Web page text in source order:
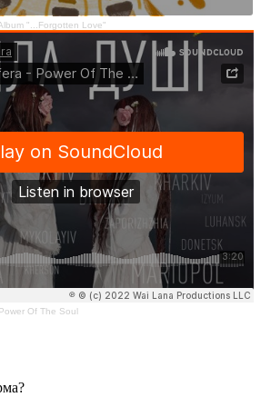
"...Forgotten Love"
Of The Soul